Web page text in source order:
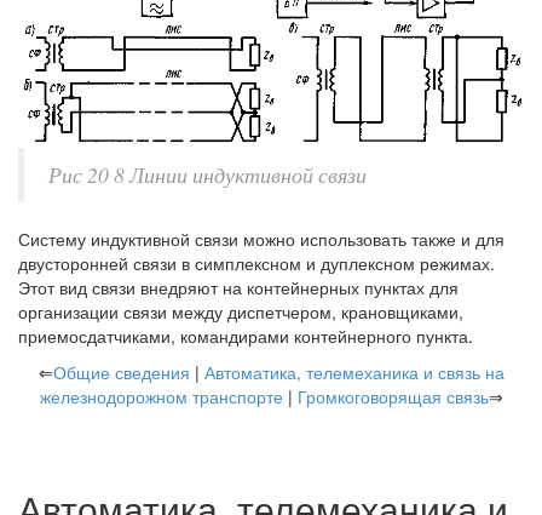
Рис 20 8 Линии индуктивной связи
Систему индуктивной связи можно использовать также и для
двусторонней связи в симплексном и дуплексном режимах.
Этот вид связи внедряют на контейнерных пунктах для
организации связи между диспетчером, крановщиками,
приемосдатчиками, командирами контейнерного пункта.
⇐Общие сведения | Автоматика, телемеханика и связь на
железнодорожном транспорте | Громкоговорящая связь⇒